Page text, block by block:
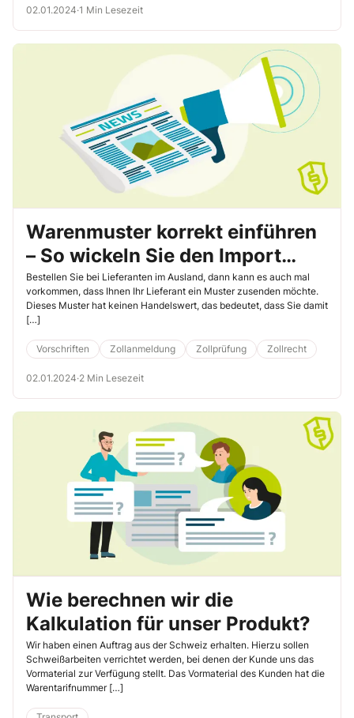
02.01.2024·1 Min Lesezeit
Warenmuster korrekt einführen
– So wickeln Sie den Import
blitzschnell ab
Bestellen Sie bei Lieferanten im Ausland, dann kann es auch mal
vorkommen, dass Ihnen Ihr Lieferant ein Muster zusenden möchte.
Dieses Muster hat keinen Handelswert, das bedeutet, dass Sie damit
[…]
Vorschriften Zollanmeldung Zollprüfung Zollrecht
02.01.2024·2 Min Lesezeit
Wie berechnen wir die
Kalkulation für unser Produkt?
Wir haben einen Auftrag aus der Schweiz erhalten. Hierzu sollen
Schweißarbeiten verrichtet werden, bei denen der Kunde uns das
Vormaterial zur Verfügung stellt. Das Vormaterial des Kunden hat die
Warentarifnummer […]